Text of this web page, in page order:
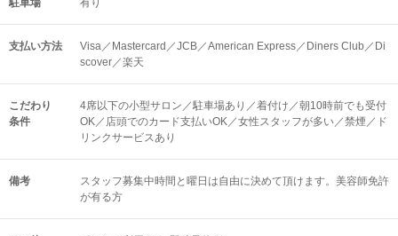
駐車場 有り
支払い方法
Visa／Mastercard／JCB／American Express／Diners Club／Di
scover／楽天
こだわり
条件
4席以下の小型サロン／駐車場あり／着付け／朝10時前でも受付
OK／店頭でのカード支払いOK／女性スタッフが多い／禁煙／ド
リンクサービスあり
備考
スタッフ募集中時間と曜日は自由に決めて頂けます。美容師免許
が有る方